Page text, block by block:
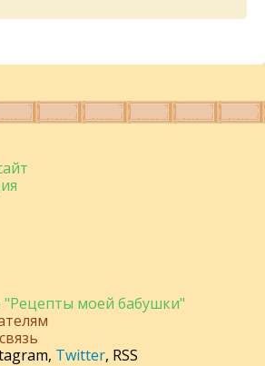
"Рецепты моей бабушки"
, Twitter, RSS